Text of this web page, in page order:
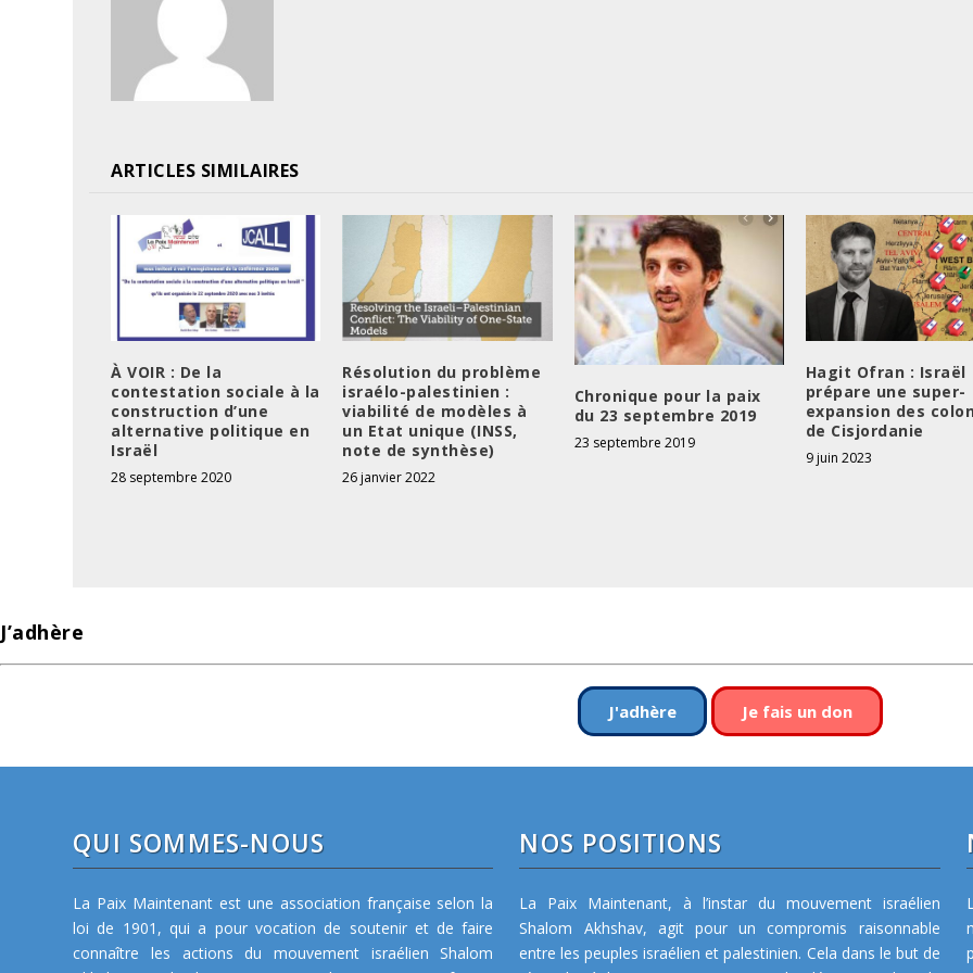
ARTICLES SIMILAIRES
À VOIR : De la
contestation sociale à la
construction d’une
alternative politique en
Israël
28 septembre 2020
Résolution du problème
israélo-palestinien :
viabilité de modèles à
un Etat unique (INSS,
note de synthèse)
26 janvier 2022
Chronique pour la paix
du 23 septembre 2019
23 septembre 2019
Hagit Ofran : Israël
prépare une super-
expansion des
de Cisjordanie
9 juin 2023
J’adhère
J'adhère Je fais un don
QUI SOMMES-NOUS
La Paix Maintenant est une association française selon la
loi de 1901, qui a pour vocation de soutenir et de faire
connaître les actions du mouvement israélien Shalom
NOS POSITIONS
La Paix Maintenant, à l’instar du mouvement israélien
Shalom Akhshav, agit pour un compromis raisonnable
entre les peuples israélien et palestinien. Cela dans le but de